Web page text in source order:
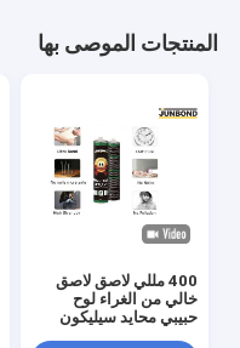
المنتجات الموصى بها
400 مللي لاصق لاصق
خالي من الغراء لوح
حبيبي محايد سيليكون